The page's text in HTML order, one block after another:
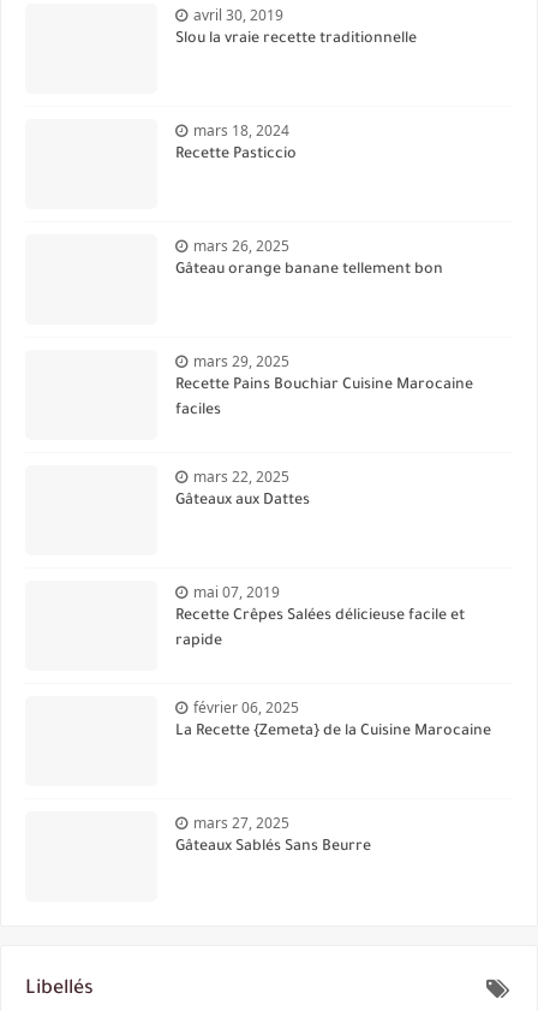
avril 30, 2019
Slou la vraie recette traditionnelle
mars 18, 2024
Recette Pasticcio
mars 26, 2025
Gâteau orange banane tellement bon
mars 29, 2025
Recette Pains Bouchiar Cuisine Marocaine
faciles
mars 22, 2025
Gâteaux aux Dattes
mai 07, 2019
Recette Crêpes Salées délicieuse facile et
rapide
février 06, 2025
La Recette {Zemeta} de la Cuisine Marocaine
mars 27, 2025
Gâteaux Sablés Sans Beurre
Libellés